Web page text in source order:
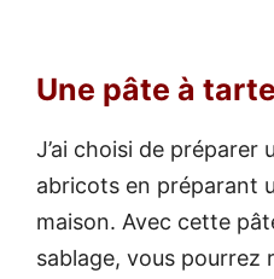
Une pâte à
J’ai choisi de préparer
abricots en préparant
maison. Avec cette
sablage, vous pourrez